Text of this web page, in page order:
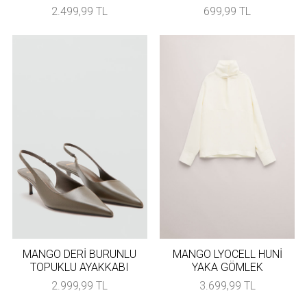
2.499,99 TL
699,99 TL
MANGO DERİ BURUNLU
TOPUKLU AYAKKABI
2.999,99 TL
MANGO LYOCELL HUNİ
YAKA GÖMLEK
3.699,99 TL